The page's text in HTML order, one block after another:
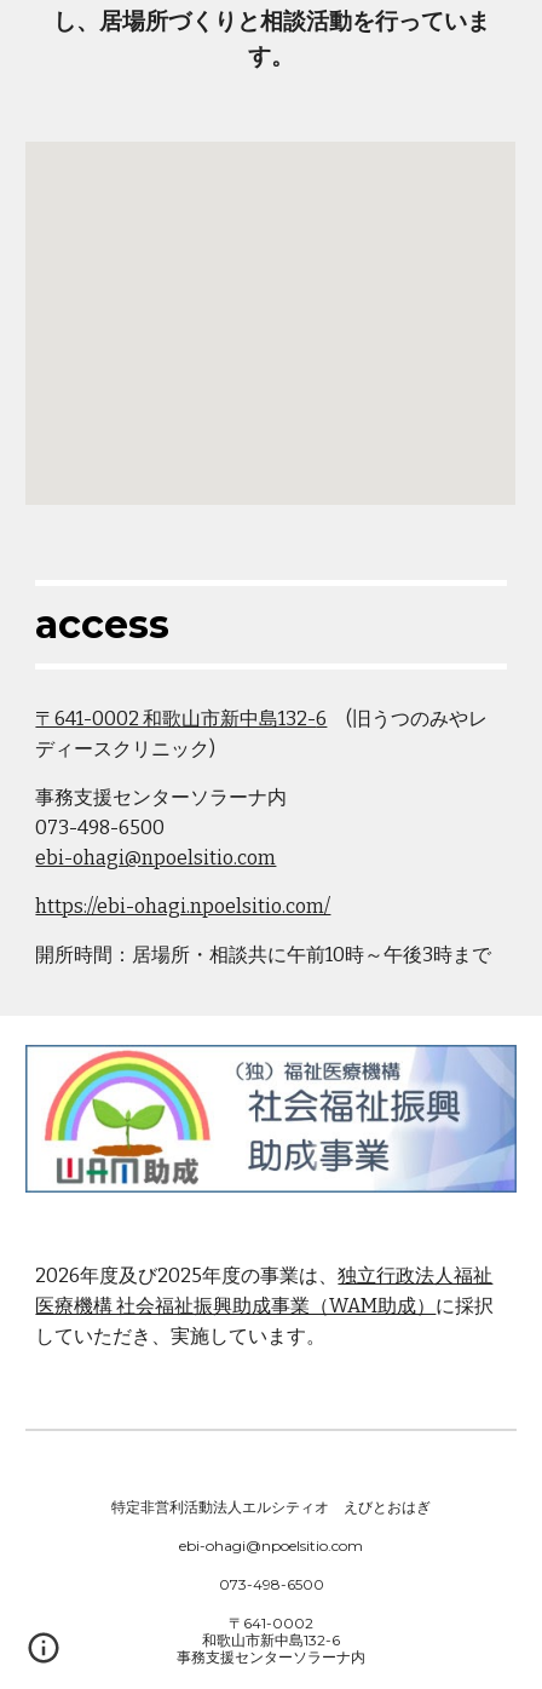
し、居場所づくりと相談活動を行っていま
す。
access
〒641-0002 和歌山市新中島132-6 (旧うつのみやレ
ディースクリニック)
事務支援センターソラーナ内
073-498-6500
ebi-ohagi@npoelsitio.com
https://ebi-ohagi.npoelsitio.com/
開所時間：居場所・相談共に午前10時～午後3時まで
2026年度及び2025年度の事業は、独立行政法人福祉
医療機構 社会福祉振興助成事業（WAM助成） に採択
していただき、実施しています。
特定非営利活動法人エルシティオ えびとおはぎ
ebi-ohagi@npoelsitio.com
073-498-6500
〒641-0002
和歌山市新中島132-6
事務支援センターソラーナ内